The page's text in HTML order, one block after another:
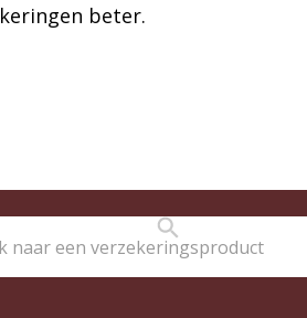
beter.